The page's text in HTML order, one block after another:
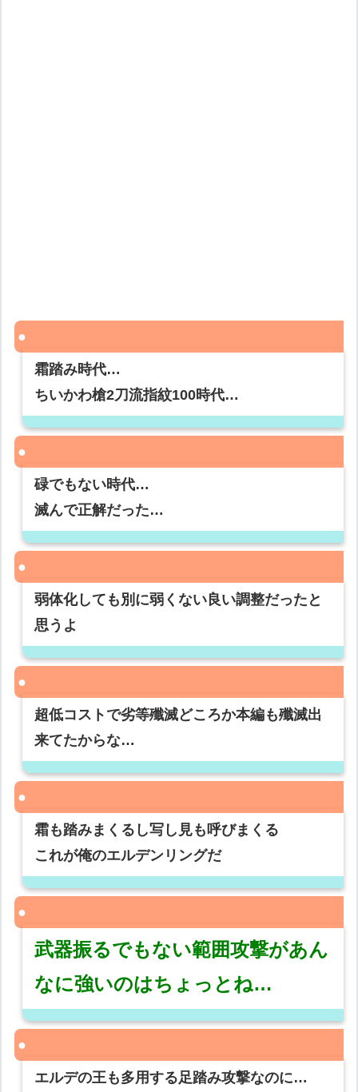
霜踏み時代…
ちいかわ槍2刀流指紋100時代…
碌でもない時代…
滅んで正解だった…
弱体化しても別に弱くない良い調整だったと
思うよ
超低コストで劣等殲滅どころか本編も殲滅出
来てたからな…
霜も踏みまくるし写し見も呼びまくる
これが俺のエルデンリングだ
武器振るでもない範囲攻撃があん
なに強いのはちょっとね…
エルデの王も多用する足踏み攻撃なのに…